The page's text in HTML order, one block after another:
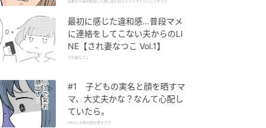
旦那の不倫が発覚して頭に来た
旦那の不倫が発覚して頭に来たのでメチャクチャにしてやった
最初に感じた違和感…普段マメ
に連絡をしてこない夫からのLI
NE【され妻なつこ Vol.1】
され妻なつこ
#1 子どもの実名と顔を晒すマ
マ、大丈夫かな？なんて心配し
ていたら。
SNSに子供の顔を晒すママ